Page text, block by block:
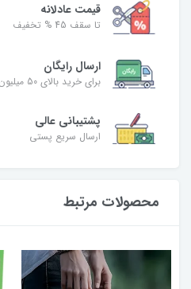
قیمت عادلانه
تا سقف 45 % تخفیف
ارسال رایگان
برای خرید بالای 50 میلیون تومان
پشتیبانی عالی
ارسال سریع پستی
محصولات مرتبط